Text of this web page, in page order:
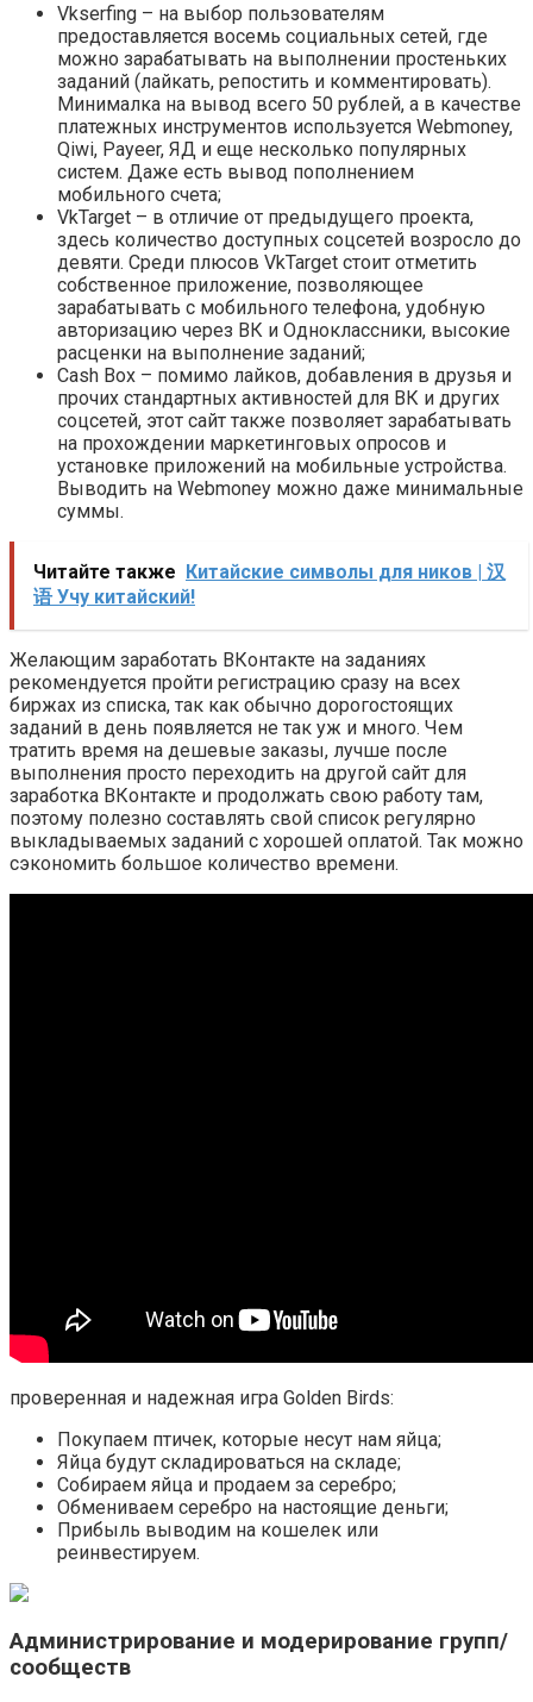
Vkserfing – на выбор пользователям
предоставляется восемь социальных сетей, где
можно зарабатывать на выполнении простеньких
заданий (лайкать, репостить и комментировать).
Минималка на вывод всего 50 рублей, а в качестве
платежных инструментов используется Webmoney,
Qiwi, Payeer, ЯД и еще несколько популярных
систем. Даже есть вывод пополнением
мобильного счета;
VkTarget – в отличие от предыдущего проекта,
здесь количество доступных соцсетей возросло до
девяти. Среди плюсов VkTarget стоит отметить
собственное приложение, позволяющее
зарабатывать с мобильного телефона, удобную
авторизацию через ВК и Одноклассники, высокие
расценки на выполнение заданий;
Cash Box – помимо лайков, добавления в друзья и
прочих стандартных активностей для ВК и других
соцсетей, этот сайт также позволяет зарабатывать
на прохождении маркетинговых опросов и
установке приложений на мобильные устройства.
Выводить на Webmoney можно даже минимальные
суммы.
Читайте также Китайские символы для ников | 汉
语 Учу китайский!
Желающим заработать ВКонтакте на заданиях
рекомендуется пройти регистрацию сразу на всех
биржах из списка, так как обычно дорогостоящих
заданий в день появляется не так уж и много. Чем
тратить время на дешевые заказы, лучше после
выполнения просто переходить на другой сайт для
заработка ВКонтакте и продолжать свою работу там,
поэтому полезно составлять свой список регулярно
выкладываемых заданий с хорошей оплатой. Так можно
сэкономить большое количество времени.
проверенная и надежная игра Golden Birds:
Покупаем птичек, которые несут нам яйца;
Яйца будут складироваться на складе;
Собираем яйца и продаем за серебро;
Обмениваем серебро на настоящие деньги;
Прибыль выводим на кошелек или
реинвестируем.
Администрирование и модерирование групп/
сообществ